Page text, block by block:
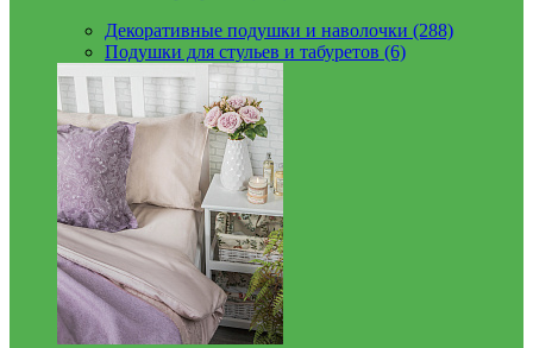
Декоративные подушки и наволочки (288)
Подушки для стульев и табуретов (6)